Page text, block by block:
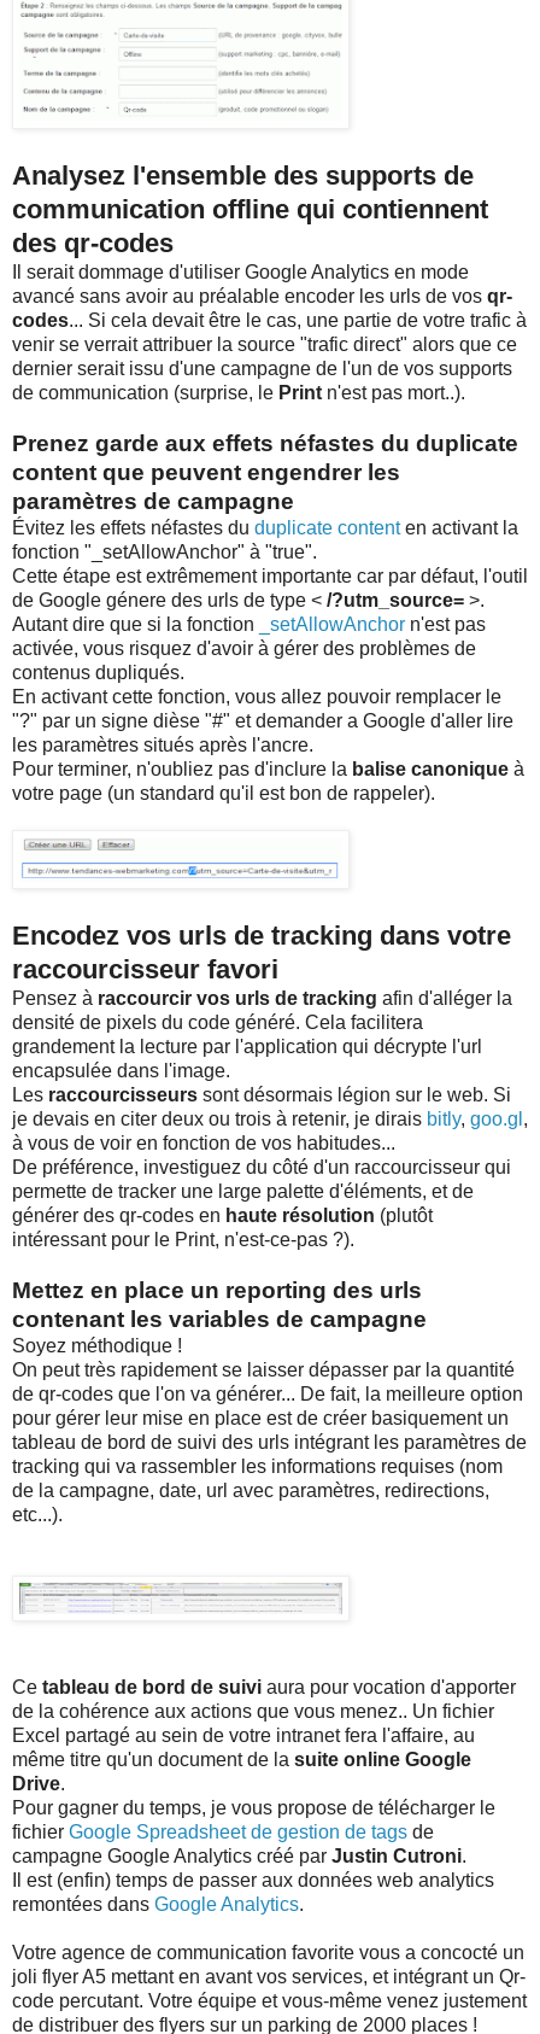
Analysez l'ensemble des supports de
communication offline qui contiennent
des qr-codes
Il serait dommage d'utiliser Google Analytics en mode
avancé sans avoir au préalable encoder les urls de vos qr-
codes... Si cela devait être le cas, une partie de votre trafic à
venir se verrait attribuer la source "trafic direct" alors que ce
dernier serait issu d'une campagne de l'un de vos supports
de communication (surprise, le Print n'est pas mort..).
Prenez garde aux effets néfastes du duplicate
content que peuvent engendrer les
paramètres de campagne
Évitez les effets néfastes du duplicate contenten activant la
fonction "_setAllowAnchor" à "true".
Cette étape est extrêmement importante car par défaut, l'outil
de Google génere des urls de type < /?utm_source= >.
Autant dire que si la fonction
_setAllowAnchor n'est pas
activée, vous risquez d'avoir à gérer des problèmes de
contenus dupliqués.
En activant cette fonction, vous allez pouvoir remplacer le
"?" par un signe dièse "#" et demander a Google d'aller lire
les paramètres situés après l'ancre.
Pour terminer, n'oubliez pas d'inclure la balise canonique à
votre page (un standard qu'il est bon de rappeler).
Encodez vos urls de tracking dans votre
raccourcisseur favori
Pensez à raccourcir vos urls de tracking afin d'alléger la
densité de pixels du code généré. Cela facilitera
grandement la lecture par l'application qui décrypte l'url
encapsulée dans l'image.
Les raccourcisseurs sont désormais légion sur le web. Si
je devais en citer deux ou trois à retenir, je dirais bitly, goo.gl ,
à vous de voir en fonction de vos habitudes...
De préférence, investiguez du côté d'un raccourcisseur qui
permette de tracker une large palette d'éléments, et de
générer des qr-codes en haute résolution (plutôt
intéressant pour le Print, n'est-ce-pas ?).
Mettez en place un reporting des urls
contenant les variables de campagne
Soyez méthodique !
On peut très rapidement se laisser dépasser par la quantité
de qr-codes que l'on va générer... De fait, la meilleure option
pour gérer leur mise en place est de créer basiquement un
tableau de bord de suivi des urls intégrant les paramètres de
tracking qui va rassembler les informations requises (nom
de la campagne, date, url avec paramètres, redirections,
etc...).
Ce tableau de bord de suivi aura pour vocation d'apporter
de la cohérence aux actions que vous menez.. Un fichier
Excel partagé au sein de votre intranet fera l'affaire, au
même titre qu'un document de la suite online Google
Drive.
Pour gagner du temps, je vous propose de télécharger le
fichier Google Spreadsheet de gestion de tags de
campagne Google Analytics créé par Justin Cutroni.
Il est (enfin) temps de passer aux données web analytics
remontées dans Google Analytics.
Votre agence de communication favorite vous a concocté un
joli flyer A5 mettant en avant vos services, et intégrant un Qr-
code percutant. Votre équipe et vous-même venez justement
de distribuer des flyers sur un parking de 2000 places !